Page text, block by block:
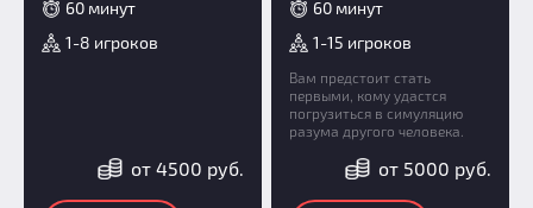
60 минут
1-8 игроков
от 4500 руб.
60 минут
1-15 игроков
Вам предстоит стать
первыми, кому удастся
погрузиться в симуляцию
разума другого человека.
от 5000 руб.